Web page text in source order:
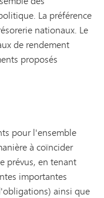
La préférence
nationaux. Le
de rendement
proposés
pour l'ensemble
à coïncider
prévus, en tenant
importantes
ainsi que